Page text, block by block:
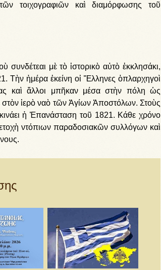
τοιχογραφιῶν καὶ διαμόρφωσης τοῦ
συνδέτεαι μὲ τὸ ἱστορικὸ αὐτὸ ἐκκλησάκι,
Τὴν ἡμέρα ἐκείνη οἱ Ἕλληνες ὁπλαρχηγοὶ
καὶ ἄλλοι μπῆκαν μέσα στὴν πόλη ὡς
στὸν ἱερὸ ναὸ τῶν Ἁγίων Ἀποστόλων. Στοὺς
ἡ Ἐπανάσταση τοῦ 1821. Κάθε χρόνο
ντόπιων παραδοσιακῶν συλλόγων καὶ